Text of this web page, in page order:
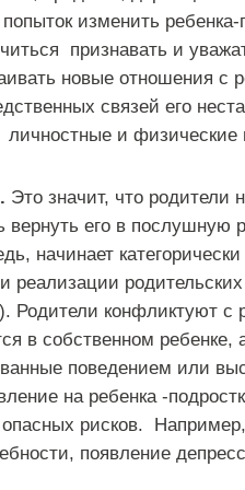
изменить ребенка-
признавать и
новые отношения с
связей его
личностные и физические
Это значит, что родители
вернуть его в послушную
начинает категорически
реализации
Родители конфликтуют с
в собственном ребенке,
поведением или
на ребенка -
опасных рисков.
появление